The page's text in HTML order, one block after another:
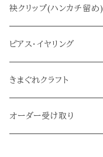
サブバッグ
袂クリップ(ハンカチ留め)
ピアス・イヤリング
きまぐれクラフト
オーダー受け取り